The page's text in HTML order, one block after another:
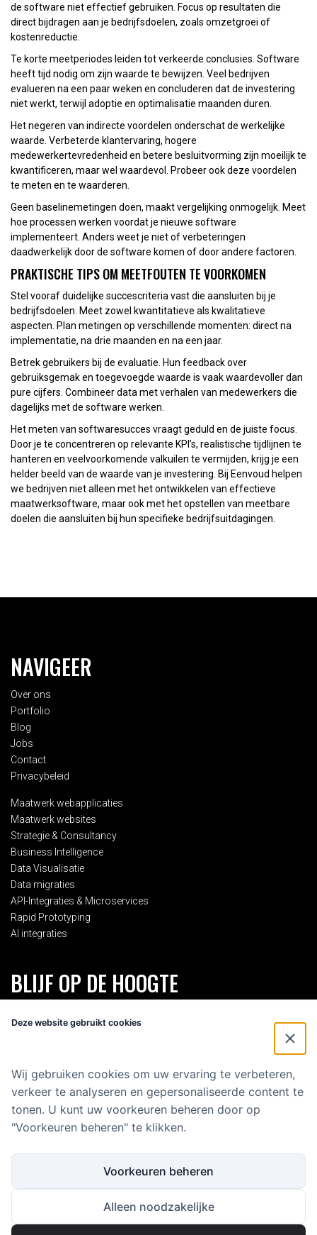
de software niet effectief gebruiken. Focus op resultaten die
direct bijdragen aan je bedrijfsdoelen, zoals omzetgroei of
kostenreductie.
Te korte meetperiodes leiden tot verkeerde conclusies. Software
heeft tijd nodig om zijn waarde te bewijzen. Veel bedrijven
evalueren na een paar weken en concluderen dat de investering
niet werkt, terwijl adoptie en optimalisatie maanden duren.
Het negeren van indirecte voordelen onderschat de werkelijke
waarde. Verbeterde klantervaring, hogere
medewerkertevredenheid en betere besluitvorming zijn moeilijk te
kwantificeren, maar wel waardevol. Probeer ook deze voordelen
te meten en te waarderen.
Geen baselinemetingen doen, maakt vergelijking onmogelijk. Meet
hoe processen werken voordat je nieuwe software
implementeert. Anders weet je niet of verbeteringen
daadwerkelijk door de software komen of door andere factoren.
PRAKTISCHE TIPS OM MEETFOUTEN TE VOORKOMEN
Stel vooraf duidelijke succescriteria vast die aansluiten bij je
bedrijfsdoelen. Meet zowel kwantitatieve als kwalitatieve
aspecten. Plan metingen op verschillende momenten: direct na
implementatie, na drie maanden en na een jaar.
Betrek gebruikers bij de evaluatie. Hun feedback over
gebruiksgemak en toegevoegde waarde is vaak waardevoller dan
pure cijfers. Combineer data met verhalen van medewerkers die
dagelijks met de software werken.
Het meten van softwaresucces vraagt geduld en de juiste focus.
Door je te concentreren op relevante KPI’s, realistische tijdlijnen te
hanteren en veelvoorkomende valkuilen te vermijden, krijg je een
helder beeld van de waarde van je investering. Bij Eenvoud helpen
we bedrijven niet alleen met het ontwikkelen van effectieve
maatwerksoftware, maar ook met het opstellen van meetbare
doelen die aansluiten bij hun specifieke bedrijfsuitdagingen.
NAVIGEER
Over ons
Portfolio
Blog
Jobs
Contact
Privacybeleid
Maatwerk webapplicaties
Maatwerk websites
Strategie & Consultancy
Business Intelligence
Data Visualisatie
Data migraties
API-Integraties & Microservices
Rapid Prototyping
AI integraties
BLIJF OP DE HOOGTE
hoogte van alles rondom Eenvoud.
E-mailadres
Deze website gebruikt cookies
Wij gebruiken cookies om uw ervaring te verbeteren,
verkeer te analyseren en gepersonaliseerde content te
tonen. U kunt uw voorkeuren beheren door op
"Voorkeuren beheren" te klikken.
Voorkeuren beheren
Alleen noodzakelijke